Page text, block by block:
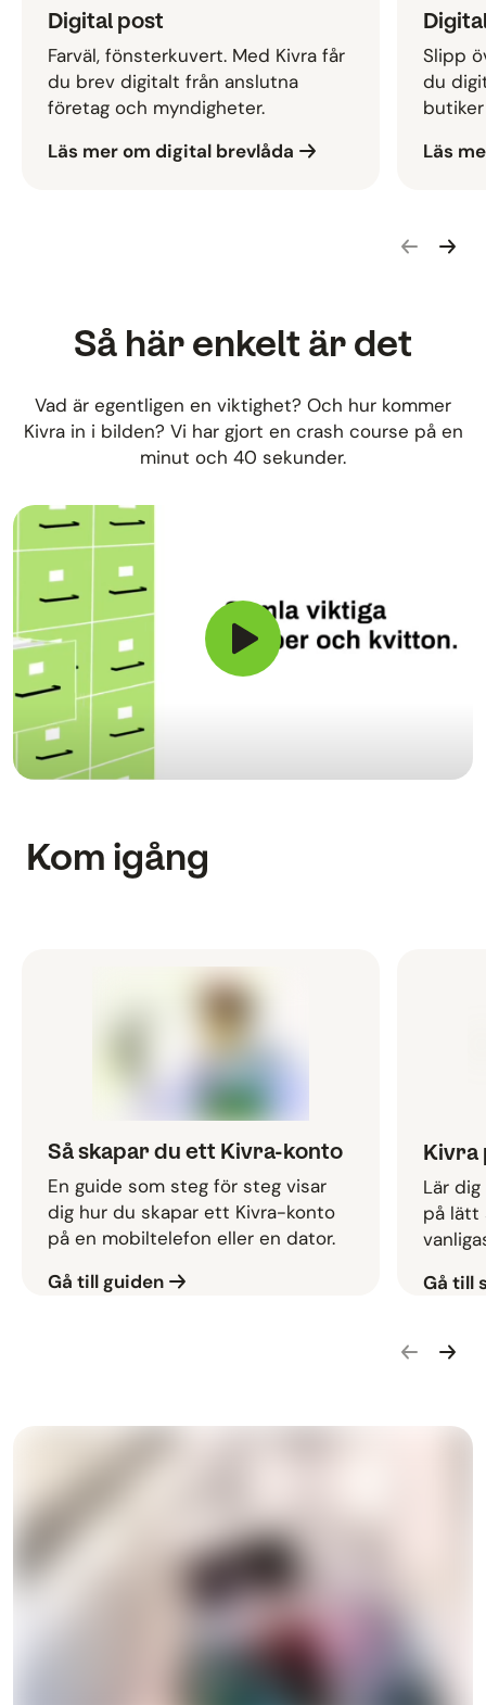
Digital post
Farväl, fönsterkuvert. Med Kivra får
du brev digitalt från anslutna
företag och myndigheter.
Läs mer om digital brevlåda
Slipp
du
Läs
Gå bakåt
Gå
Så här enkelt är det
Vad är egentligen en viktighet? Och hur kommer
Kivra in i bilden? Vi har gjort en crash course på en
minut och 40 sekunder.
Kom igång
Så skapar du ett Kivra-konto
En guide som steg för steg visar
dig hur du skapar ett Kivra-konto
på en mobiltelefon eller en dator.
Gå till guiden
Kivra
Lär
på lätt
Gå till
Gå bakåt
Gå